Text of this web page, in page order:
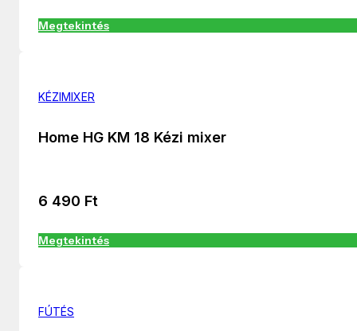
Megtekintés
KÉZIMIXER
Home HG KM 18 Kézi mixer
6 490 Ft
Megtekintés
FÚTÉS